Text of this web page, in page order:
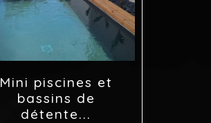
Mini piscines et
bassins de
détente...